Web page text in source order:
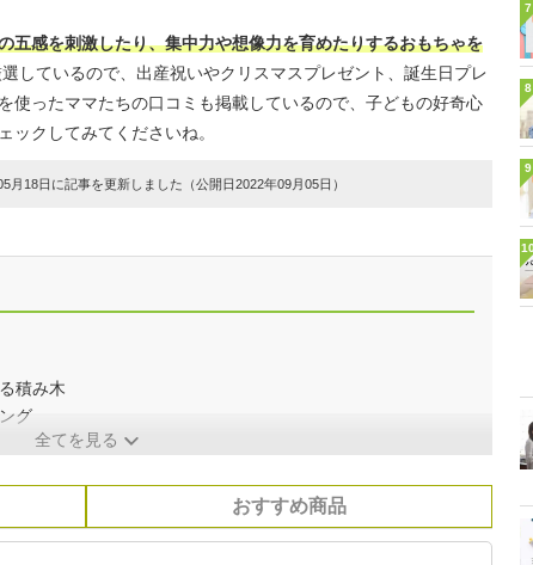
五感を刺激したり、集中力や想像力を育めたりするおもちゃを
しているので、出産祝いやクリスマスプレゼント、誕生日プレ
使ったママたちの口コミも掲載しているので、子どもの好奇心
ックしてみてくださいね。
18日に記事を更新しました（公開日2022年09月05日）
積み木
グ
全てを見る
おすすめ商品
7
8
9